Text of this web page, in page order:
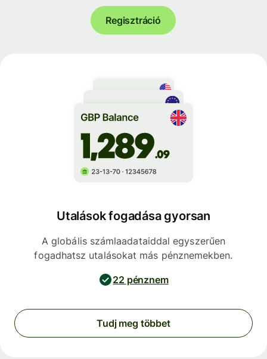
Regisztráció
Utalások fogadása gyorsan
A globális számlaadataiddal egyszerűen
fogadhatsz utalásokat más pénznemekben.
22 pénznem
Tudj meg többet